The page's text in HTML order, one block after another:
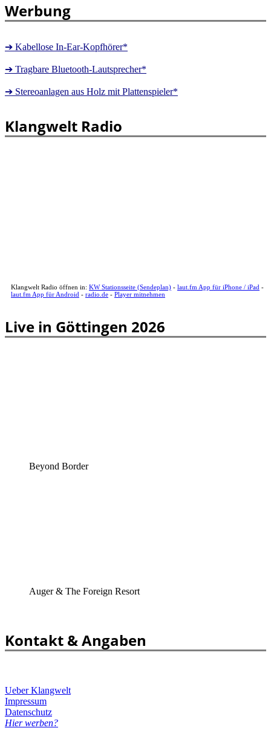
Werbung
➔ Kabellose In-Ear-Kopfhörer*
➔ Tragbare Bluetooth-Lautsprecher*
➔ Stereoanlagen aus Holz mit Plattenspieler*
Klangwelt Radio
Klangwelt Radio öffnen in: KW Stationsseite (Sendeplan) - laut.fm App für iPhone / iPad -
laut.fm App für Android - radio.de - Player mitnehmen
Live in Göttingen 2026
Beyond Border
Auger & The Foreign Resort
Kontakt & Angaben
Ueber Klangwelt
Impressum
Datenschutz
Hier werben?